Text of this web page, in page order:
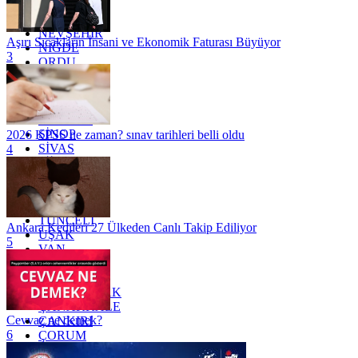
MUĞLA
MUŞ
NEVŞEHİR
NİĞDE
ORDU
OSMANİYE
RİZE
SAKARYA
SAMSUN
SİNOP
SİVAS
SİİRT
TEKİRDAĞ
TOKAT
TRABZON
TUNCELİ
UŞAK
VAN
YALOVA
YOZGAT
ZONGULDAK
ÇANAKKALE
ÇANKIRI
ÇORUM
İSTANBUL
Aşırı Sıcakların İnsani ve Ekonomik Faturası Büyüyor
3
2026 KPSS ne zaman? sınav tarihleri belli oldu
4
Ankara Kedileri 27 Ülkeden Canlı Takip Ediliyor
5
Cevvaz ne demek?
6